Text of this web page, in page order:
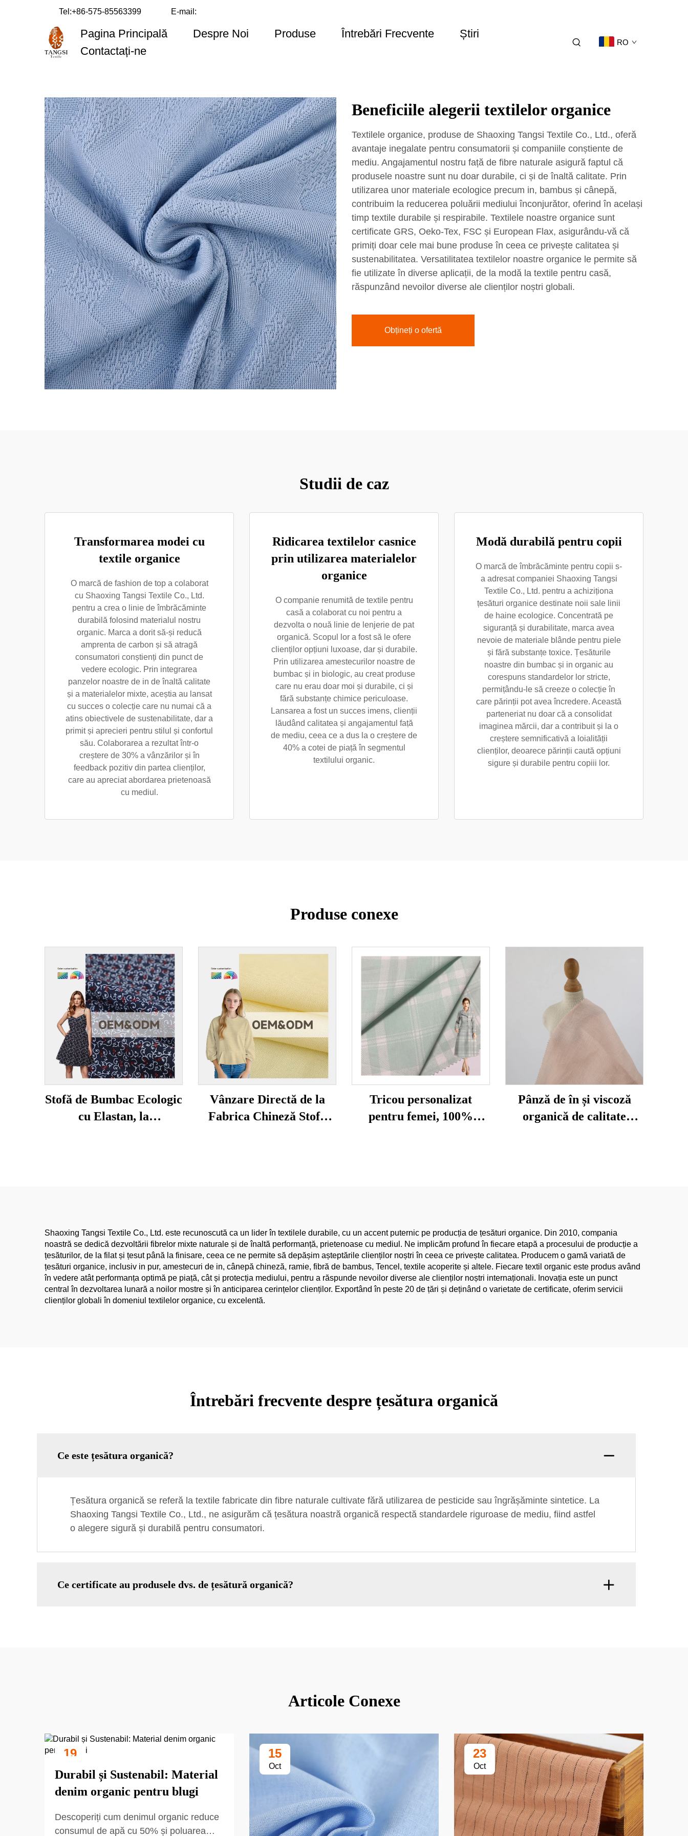
Tel:+86-575-85563399 E-mail:
Pagina Principală Despre Noi Produse Întrebări Frecvente
Știri
Contactați-ne
RO
Beneficiile alegerii textilelor organice
Textilele organice, produse de Shaoxing Tangsi Textile Co., Ltd., oferă
avantaje inegalate pentru consumatorii și companiile conștiente de
mediu. Angajamentul nostru față de fibre naturale asigură faptul că
produsele noastre sunt nu doar durabile, ci și de înaltă calitate. Prin
utilizarea unor materiale ecologice precum in, bambus și cânepă,
contribuim la reducerea poluării mediului înconjurător, oferind în același
timp textile durabile și respirabile. Textilele noastre organice sunt
certificate GRS, Oeko-Tex, FSC și European Flax, asigurându-vă că
primiți doar cele mai bune produse în ceea ce privește calitatea și
sustenabilitatea. Versatilitatea textilelor noastre organice le permite să
fie utilizate în diverse aplicații, de la modă la textile pentru casă,
răspunzând nevoilor diverse ale clienților noștri globali.
Obțineți o ofertă
Studii de caz
Transformarea modei cu
textile organice
O marcă de fashion de top a colaborat
cu Shaoxing Tangsi Textile Co., Ltd.
pentru a crea o linie de îmbrăcăminte
durabilă folosind materialul nostru
organic. Marca a dorit să-și reducă
amprenta de carbon și să atragă
consumatori conștienți din punct de
vedere ecologic. Prin integrarea
panzelor noastre de in de înaltă calitate
și a materialelor mixte, aceștia au lansat
cu succes o colecție care nu numai că a
atins obiectivele de sustenabilitate, dar a
primit și aprecieri pentru stilul și confortul
său. Colaborarea a rezultat într-o
creștere de 30% a vânzărilor și în
feedback pozitiv din partea clienților,
care au apreciat abordarea prietenoasă
cu mediul.
Ridicarea textilelor casnice
prin utilizarea materialelor
organice
O companie renumită de textile pentru
casă a colaborat cu noi pentru a
dezvolta o nouă linie de lenjerie de pat
organică. Scopul lor a fost să le ofere
clienților opțiuni luxoase, dar și durabile.
Prin utilizarea amestecurilor noastre de
bumbac și in biologic, au creat produse
care nu erau doar moi și durabile, ci și
fără substanțe chimice periculoase.
Lansarea a fost un succes imens, clienții
lăudând calitatea și angajamentul față
de mediu, ceea ce a dus la o creștere de
40% a cotei de piață în segmentul
textilului organic.
Modă durabilă pentru copii
O marcă de îmbrăcăminte pentru copii s-
a adresat companiei Shaoxing Tangsi
Textile Co., Ltd. pentru a achiziționa
țesături organice destinate noii sale linii
de haine ecologice. Concentrată pe
siguranță și durabilitate, marca avea
nevoie de materiale blânde pentru piele
și fără substanțe toxice. Țesăturile
noastre din bumbac și in organic au
corespuns standardelor lor stricte,
permițându-le să creeze o colecție în
care părinții pot avea încredere. Această
parteneriat nu doar că a consolidat
imaginea mărcii, dar a contribuit și la o
creștere semnificativă a loialității
clienților, deoarece părinții caută opțiuni
sigure și durabile pentru copiii lor.
Produse conexe
Stofă de Bumbac Ecologic
cu Elastan, la
China
Vânzare Directă de la
Fabrica Chineză Stofă
Tricou personalizat
pentru femei, 100%
Pânză de în și viscoză
organică de calitate
Shaoxing Tangsi Textile Co., Ltd. este recunoscută ca un lider în textilele durabile, cu un accent puternic pe producția de țesături organice. Din 2010, compania
noastră se dedică dezvoltării fibrelor mixte naturale și de înaltă performanță, prietenoase cu mediul. Ne implicăm profund în fiecare etapă a procesului de producție a
țesăturilor, de la filat și țesut până la finisare, ceea ce ne permite să depășim așteptările clienților noștri în ceea ce privește calitatea. Producem o gamă variată de
țesături organice, inclusiv in pur, amestecuri de in, cânepă chineză, ramie, fibră de bambus, Tencel, textile acoperite și altele. Fiecare textil organic este produs având
în vedere atât performanța optimă pe piață, cât și protecția mediului, pentru a răspunde nevoilor diverse ale clienților noștri internaționali. Inovația este un punct
central în dezvoltarea lunară a noilor mostre și în anticiparea cerințelor clienților. Exportând în peste 20 de țări și deținând o varietate de certificate, oferim servicii
clienților globali în domeniul textilelor organice, cu excelentă.
Întrebări frecvente despre țesătura organică
Ce este țesătura organică?
Țesătura organică se referă la textile fabricate din fibre naturale cultivate fără utilizarea de pesticide sau îngrășăminte sintetice. La
Shaoxing Tangsi Textile Co., Ltd., ne asigurăm că țesătura noastră organică respectă standardele riguroase de mediu, fiind astfel
o alegere sigură și durabilă pentru consumatori.
Ce certificate au produsele dvs. de țesătură organică?
Articole Conexe
19
Durabil și Sustenabil: Material
denim organic pentru blugi
Descoperiți cum denimul organic reduce
consumul de apă cu 50% și poluarea
15
Oct
23
Oct